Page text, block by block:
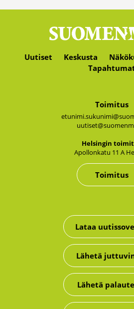
Uutiset Keskusta
Toimitus
Hel­sin­gin
Apol­lon­ka­tu 11 A
Toimitus
Lataa
Lähetä
Lähetä